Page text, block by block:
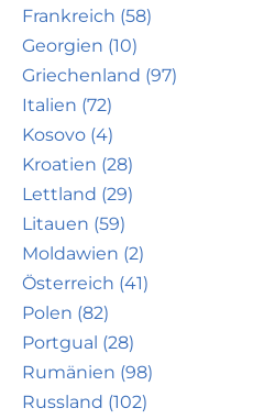
Frankreich (58)
Georgien (10)
Griechenland (97)
Italien (72)
Kosovo (4)
Kroatien (28)
Lettland (29)
Litauen (59)
Moldawien (2)
Österreich (41)
Polen (82)
Portgual (28)
Rumänien (98)
Russland (102)